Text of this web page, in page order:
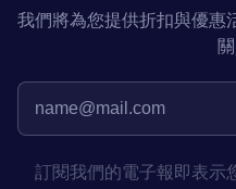
我們將為您提供折扣與優惠
訂閱我們的電子報即表示